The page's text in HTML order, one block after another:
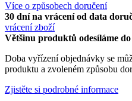
Více o způsobech doručení
30 dní na vrácení od data
vrácení zboží
Většinu produktů odesíláme
Doba vyřízení objednávky se
produktu a zvoleném způsobu
Zjistěte si podrobné informace